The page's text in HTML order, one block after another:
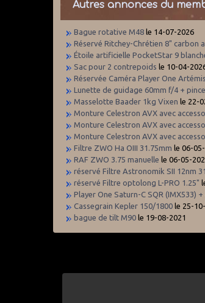
Autres annonces du
Bague rotative M48 le 14-07-2026
Réservé Ritchey-Chrétien 8" carbon
Étoile artificielle PocketStar 9
Sac pour 2 contrepoids le 10-04-
Réservée Caméra Player One
Lunette de guidage 60mm f/4 +
Masselotte Baader 1kg Vixen le 22-
Monture Celestron AVX avec
Monture Celestron AVX avec
Monture Celestron AVX avec
Filtre ZWO Ha OIII 31.75mm le 06-
RAF ZWO 3.75 manuelle le 06-05-
réservé Filtre Astronomik SII 12nm
réservé Filtre optolong L-PRO 1.25"
Player One Saturn-C SQR (IMX533) +
Cassegrain Kepler 150/1800 le 25-
bague de tilt M90 le 19-08-2021